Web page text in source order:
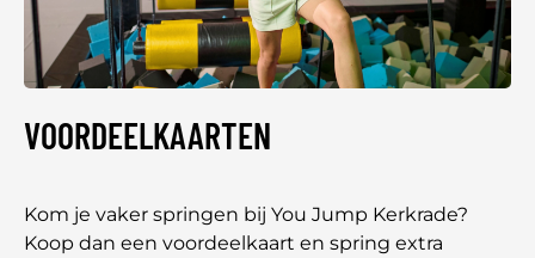
VOORDEELKAARTEN
Kom je vaker springen bij You Jump Kerkrade?
Koop dan een voordeelkaart en spring extra